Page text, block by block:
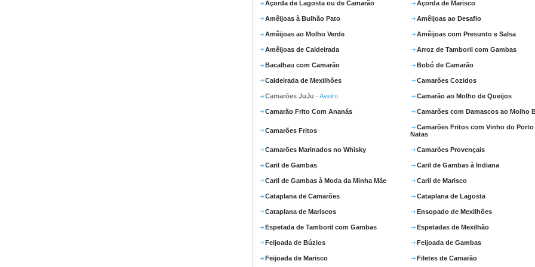
Açorda de Lagosta ou de Camarão Açorda de Marisco
Amêijoas à Bulhão Pato Amêijoas ao Desafio
Amêijoas ao Molho Verde Amêijoas com Presunto e Salsa
Amêijoas de Caldeirada Arroz de Tamboril com Gambas
Bacalhau com Camarão Bobó de Camarão
Caldeirada de Mexilhões Camarões Cozidos
Camarões JuJu - Aveiro Camarão ao Molho de Queijos
Camarão Frito Com Ananás Camarões com Damascos ao Molho
Camarões Fritos
Camarões Fritos com Vinho do Porto
Natas
Camarões Marinados no Whisky Camarões Provençais
Caril de Gambas Caril de Gambas à Indiana
Caril de Gambas à Moda da Minha Mãe Caril de Marisco
Cataplana de Camarões Cataplana de Lagosta
Cataplana de Mariscos Ensopado de Mexilhões
Espetada de Tamboril com Gambas Espetadas de Mexilhão
Feijoada de Búzios Feijoada de Gambas
Feijoada de Marisco Filetes de Camarão